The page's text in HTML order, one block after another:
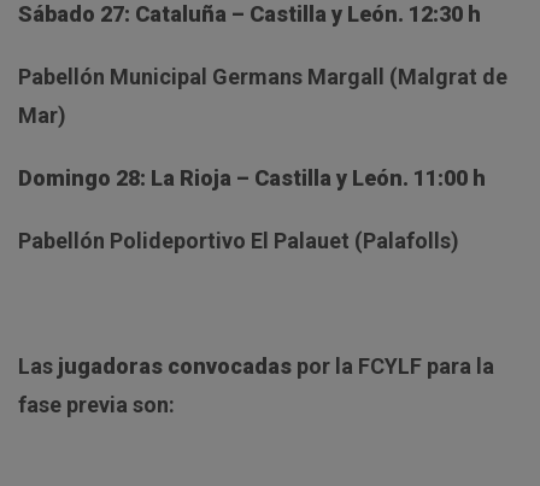
Sábado 27: Cataluña – Castilla y León. 12:30 h
Pabellón Municipal Germans Margall (Malgrat de
Mar)
Domingo 28: La Rioja – Castilla y León. 11:00 h
Pabellón Polideportivo El Palauet (Palafolls)
Las jugadoras convocadas por la FCYLF para la
fase previa son: